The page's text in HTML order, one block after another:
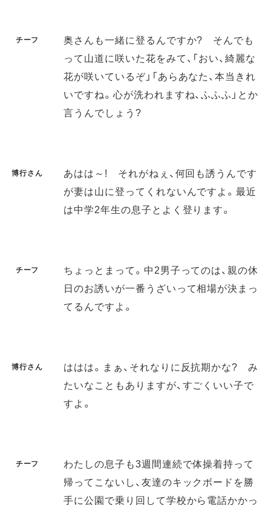
チーフ
奥さんも一緒に登るんですか? そんでも
って山道に咲いた花をみて、「おい、綺麗な
花が咲いているぞ」「あらあなた、本当きれ
いですね。心が洗われますね、ふふふ」とか
言うんでしょう?
博行さん
あはは～! それがねぇ、何回も誘うんです
が妻は山に登ってくれないんですよ。最近
は中学2年生の息子とよく登ります。
チーフ
ちょっとまって。中2男子ってのは、親の休
日のお誘いが一番うざいって相場が決まっ
てるんですよ。
博行さん
ははは。まぁ、それなりに反抗期かな? み
たいなこともありますが、すごくいい子で
すよ。
チーフ
わたしの息子も3週間連続で体操着持って
帰ってこないし、友達のキックボードを勝
手に公園で乗り回して学校から電話かかっ